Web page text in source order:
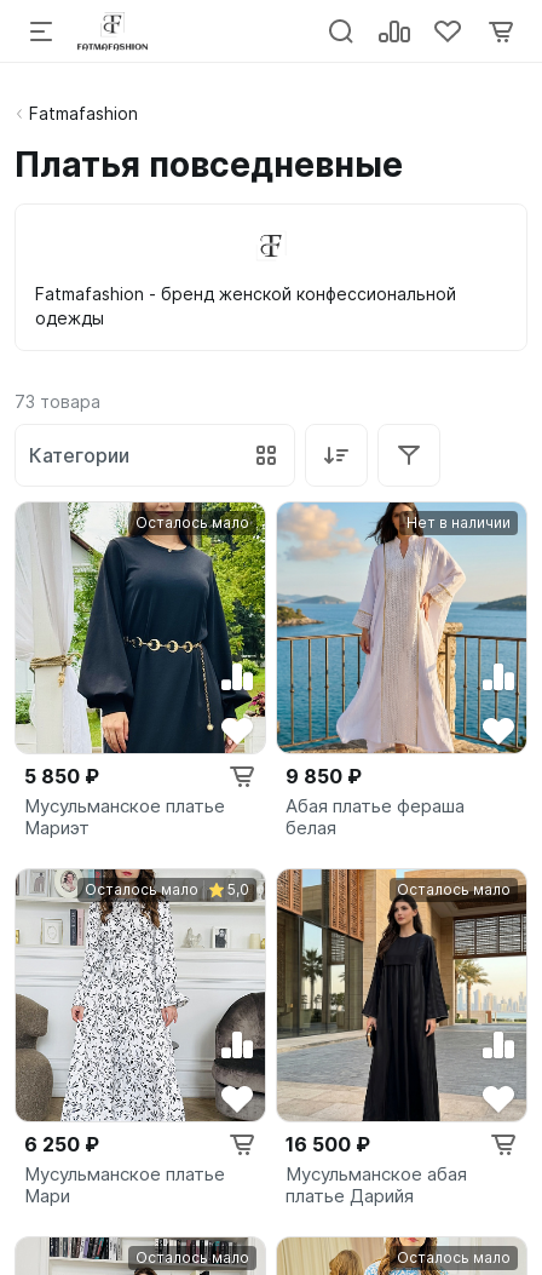
Fatmafashion
Платья повседневные
Fatmafashion - бренд женской конфессиональной
одежды
73 товара
Категории
Осталось мало
5 850 ₽
Мусульманское платье
Мариэт
Нет в наличии
9 850 ₽
Абая платье фераша
белая
Осталось мало 5,0
6 250 ₽
Мусульманское платье
Мари
Осталось мало
16 500 ₽
Мусульманское абая
платье Дарийя
Осталось мало Осталось мало